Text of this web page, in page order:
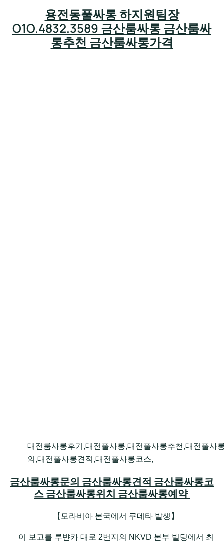
용전동풀싸롱 하지원팀장
O1O.4832.3589 금산룸싸롱 금산룸싸
롱추천 금산룸싸롱가격
대전룸사롱후기,대전풀사롱,대전풀사롱추천,대전풀사
의,대전풀사롱견적,대전풀사롱코스,
금산룸싸롱문의 금산룸싸롱견적 금산룸싸롱코
스 금산룸싸롱위치 금산룸싸롱예약
【모라비아 본국에서 쿠데타 발생】
이 보고를 루뱐카 대로 2번지의 NKVD 본부 빌딩에서 최